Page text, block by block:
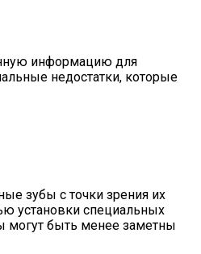
информацию для
недостатки, которые
зубы с точки зрения их
установки специальных
могут быть менее заметны